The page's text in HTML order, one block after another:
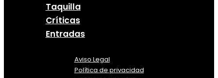
Taquilla
Críticas
Entradas
Aviso Legal
Política de privacidad